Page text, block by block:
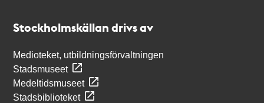
Stockholmskällan drivs av
Medioteket, utbildningsförvaltningen
Stadsmuseet
Medeltidsmuseet
Stadsbiblioteket